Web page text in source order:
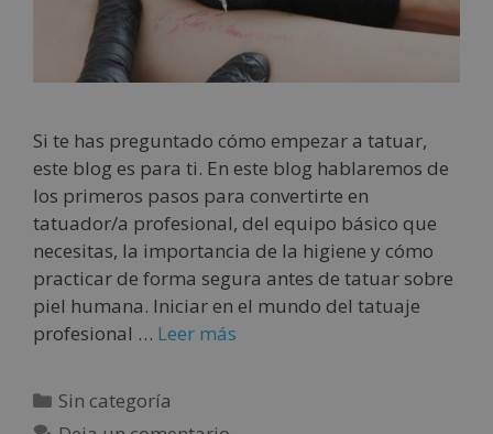
Si te has preguntado cómo empezar a tatuar,
este blog es para ti. En este blog hablaremos de
los primeros pasos para convertirte en
tatuador/a profesional, del equipo básico que
necesitas, la importancia de la higiene y cómo
practicar de forma segura antes de tatuar sobre
piel humana. Iniciar en el mundo del tatuaje
profesional … Leer más
Sin categoría